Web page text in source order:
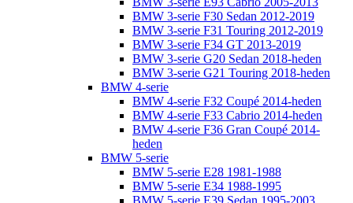
BMW 3-serie F30 Sedan 2012-2019
BMW 3-serie F31 Touring 2012-2019
BMW 3-serie F34 GT 2013-2019
BMW 3-serie G20 Sedan 2018-heden
BMW 3-serie G21 Touring 2018-heden
BMW 4-serie
BMW 4-serie F32 Coupé 2014-heden
BMW 4-serie F33 Cabrio 2014-heden
BMW 4-serie F36 Gran Coupé 2014-
heden
BMW 5-serie
BMW 5-serie E28 1981-1988
BMW 5-serie E34 1988-1995